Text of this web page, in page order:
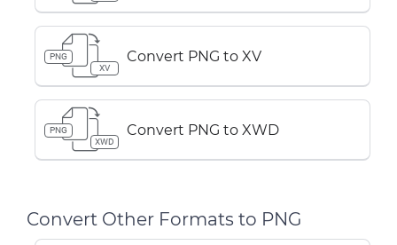
PNG
XV
Convert PNG to XV
PNG
XWD
Convert PNG to XWD
Convert Other Formats to PNG